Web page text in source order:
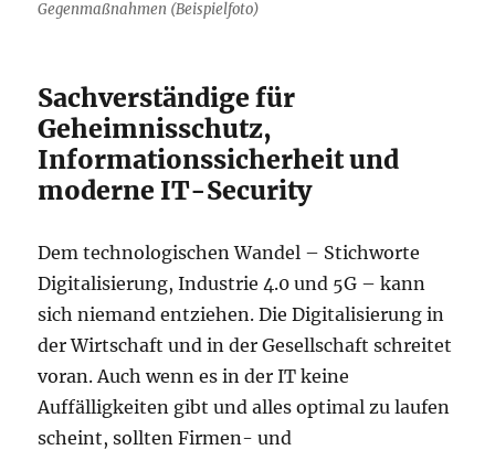
Gegenmaßnahmen (Beispielfoto)
Sachverständige für
Geheimnisschutz,
Informationssicherheit und
moderne IT-Security
Dem technologischen Wandel – Stichworte
Digitalisierung, Industrie 4.0 und 5G – kann
sich niemand entziehen. Die Digitalisierung in
der Wirtschaft und in der Gesellschaft schreitet
voran. Auch wenn es in der IT keine
Auffälligkeiten gibt und alles optimal zu laufen
scheint, sollten Firmen- und